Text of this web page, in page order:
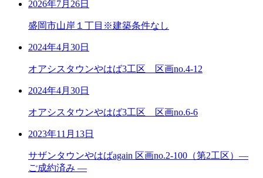
2026年7月26日
盛岡市山岸１丁目※建築条件なし
2024年4月30日
オアシスタウンやはば3工区 区画no.4-12
2024年4月30日
オアシスタウンやはば3工区 区画no.6-6
2023年11月13日
サザンタウンやはばagain 区画no.2-100（第2工区）―
ご成約済み ―